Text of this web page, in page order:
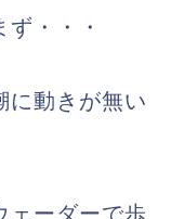
・・・
に動きが無い
ェーダーで歩